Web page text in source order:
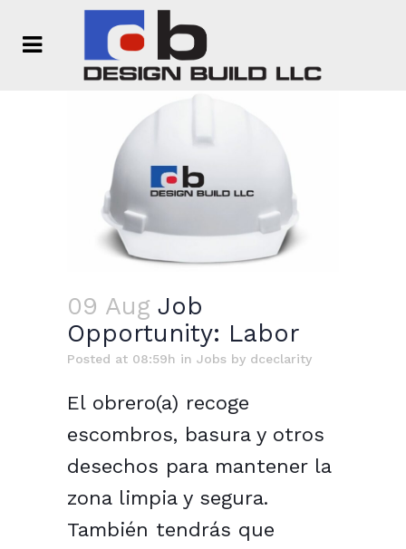
09 Aug Job
Opportunity: Labor
Posted at 08:59h in Jobs by dceclarity
El obrero(a) recoge
escombros, basura y otros
desechos para mantener la
zona limpia y segura.
También tendrás que